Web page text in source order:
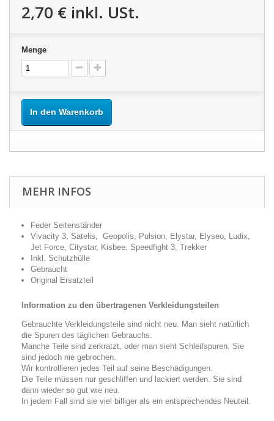
2,70 € inkl. USt.
Menge
In den Warenkorb
MEHR INFOS
Feder Seitenständer
Vivacity 3, Satelis, Geopolis, Pulsion, Elystar, Elyseo, Ludix,
Jet Force, Citystar, Kisbee, Speedfight 3, Trekker
Inkl. Schutzhülle
Gebraucht
Original Ersatzteil
Information zu den übertragenen Verkleidungsteilen
Gebrauchte Verkleidungsteile sind nicht neu. Man sieht natürlich
die Spuren des täglichen Gebrauchs.
Manche Teile sind zerkratzt, oder man sieht Schleifspuren. Sie
sind jedoch nie gebrochen.
Wir kontrollieren jedes Teil auf seine Beschädigungen.
Die Teile müssen nur geschliffen und lackiert werden. Sie sind
dann wieder so gut wie neu.
In jedem Fall sind sie viel billiger als ein entsprechendes Neuteil.